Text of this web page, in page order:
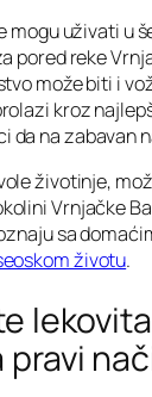
mogu uživati u
pored reke
može biti i
kroz
da na zabavan
životinje,
Vrnjačke
sa
životu.
pravi